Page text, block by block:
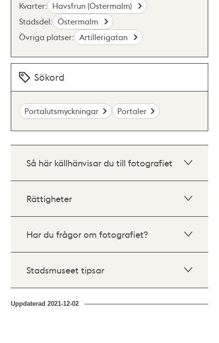
Kvarter: Havsfrun (Östermalm)
Stadsdel: Östermalm
Övriga platser: Artillerigatan
Sökord
Portalutsmyckningar Portaler
Så här källhänvisar du till fotografiet
Rättigheter
Har du frågor om fotografiet?
Stadsmuseet tipsar
Uppdaterad2021-12-02